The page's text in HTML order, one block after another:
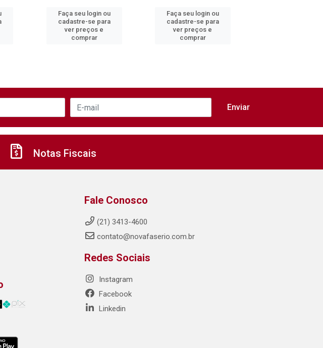
Faça seu login ou
cadastre-se para
ver preços e
comprar
Faça seu login ou
cadastre-se para
ver preços e
comprar
Notas Fiscais
Fale Conosco
(21) 3413-4600
contato@novafaserio.com.br
Redes Sociais
Instagram
Facebook
Linkedin